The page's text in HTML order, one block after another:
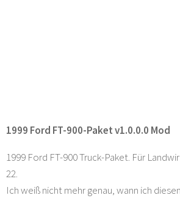
1999 Ford FT-900-Paket v1.0.0.0 Mod
1999 Ford FT-900 Truck-Paket. Für
22.
Ich weiß nicht mehr genau, wann ich